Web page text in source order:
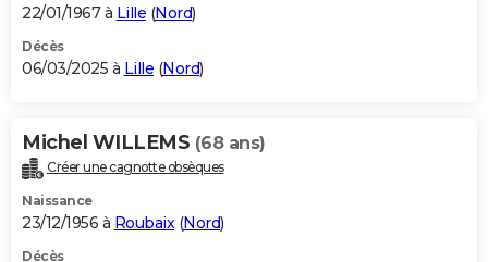
22/01/1967 à Lille (Nord)
Décès
06/03/2025 à Lille (Nord)
Michel WILLEMS (68 ans)
Créer une cagnotte obsèques
Naissance
23/12/1956 à Roubaix(Nord)
Décès